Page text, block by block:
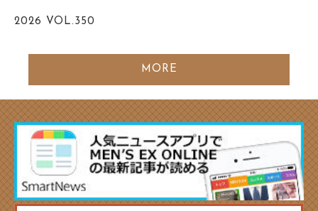
2026 VOL.350
MORE